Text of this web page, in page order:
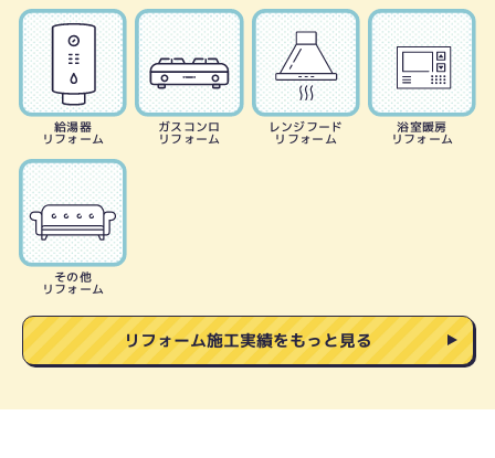
給湯器
リフォーム
ガスコンロ
リフォーム
レンジフード
リフォーム
浴室暖房
リフォーム
その他
リフォーム
リフォーム施工実績をもっと見る